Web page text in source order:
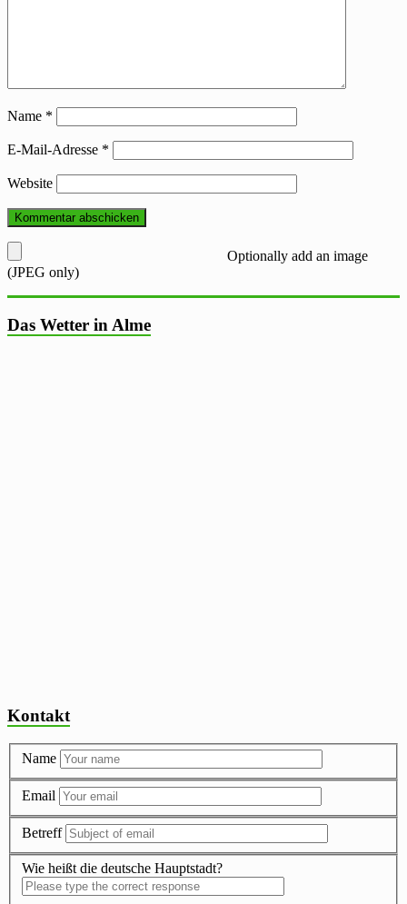
Name *
E-Mail-Adresse *
Website
Optionally add an image
(JPEG only)
Das Wetter in Alme
Kontakt
Name
Email
Betreff
Wie heißt die deutsche Hauptstadt?